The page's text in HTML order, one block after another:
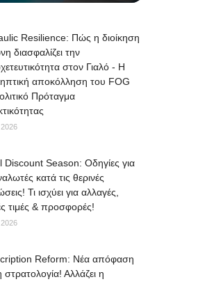
Resilience: Πώς η διοίκηση
διασφαλίζει την
στον Γιαλό - Η
αποκόλληση του FOG
Πρόταγμα
Discount Season: Οδηγίες για
κατά τις θερινές
Τι ισχύει για αλλαγές,
τιμές & προσφορές!
Reform: Νέα απόφαση
στρατολογία! Αλλάζει η